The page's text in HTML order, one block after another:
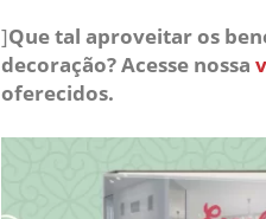
]Que tal aproveitar os
decoração? Acesse nossa
oferecidos.